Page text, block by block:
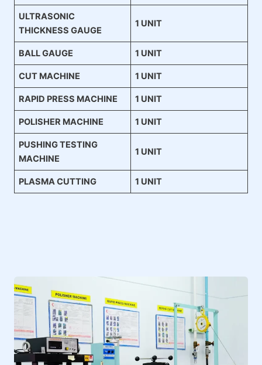
ULTRASONIC
THICKNESS GAUGE
1 UNIT
BALL GAUGE 1 UNIT
CUT MACHINE 1 UNIT
RAPID PRESS MACHINE 1 UNIT
POLISHER MACHINE 1 UNIT
PUSHING TESTING
MACHINE
1 UNIT
PLASMA CUTTING 1 UNIT